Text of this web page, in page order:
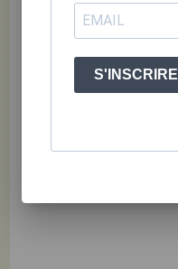
S'INSCRIRE